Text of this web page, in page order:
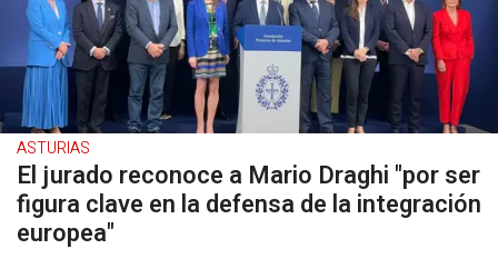
ASTURIAS
El jurado reconoce a Mario Draghi "por ser
figura clave en la defensa de la integración
europea"